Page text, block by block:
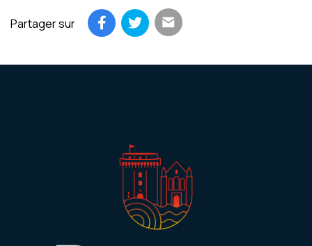
Partager sur Partager sur Facebook
Partager sur Twitter
Partager par email